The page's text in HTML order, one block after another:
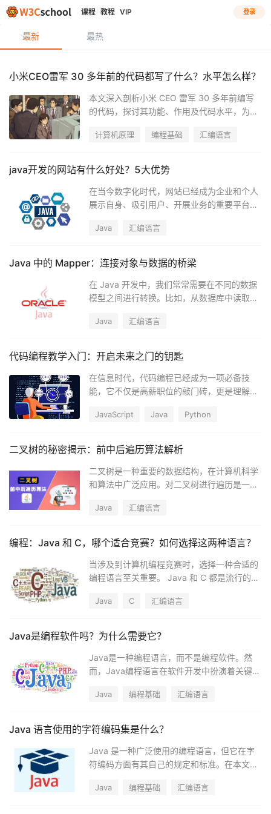
课程 教程 VIP 登录
最新 最热
小米CEO雷军 30 多年前的代码都写了什么？水平怎么样？
本文深入剖析小米 CEO 雷军 30 多年前编写
的代码，探讨其功能、作用及代码水平，为开
发。
计算机原理 编程基础 汇编语言
java开发的网站有什么好处？5大优势
在当今数字化时代，网站已经成为企业和个人
展示自身、吸引用户、开展业务的重要平台。
站能否成功的关键因素之一。在众多编程语言
的生态系统，成为许多开发者和企业的首选。
本文将深入探讨选择Java开发网站的五大优
势。
Java 汇编语言
Java 中的 Mapper：连接对象与数据的桥梁
在 Java 开发中，我们常常需要在不同的数据
模型之间进行转换。比如，从数据库中读取数
换为合适的格式存储到数据库。为了简化这个
Java 汇编语言
代码编程教学入门：开启未来之门的钥匙
在信息时代，代码编程已经成为一项必备技
能，它不仅是高薪职位的敲门砖，更是理解未
职场的求职者，学习编程都能为你打开通往无
JavaScript Java Python
二叉树的秘密揭示：前中后遍历算法解析
二叉树是一种重要的数据结构，在计算机科学
和算法中广泛应用。对二叉树进行遍历是一种
序遍历。本文将详细讲解这三种遍历算法的原
Java 汇编语言
编程：Java 和 C，哪个适合竞赛？如何选择这两种语言？
当涉及到计算机编程竞赛时，选择一种合适的
编程语言至关重要。 Java 和 C 都是流行的编
中，我们将分析 Java 和 C，探讨哪种语言更
实际建议。
Java C 汇编语言
Java是编程软件吗？为什么需要它？
Java是一种编程语言，而不是编程软件。然
而，Java编程语言在软件开发中扮演着关键的
广泛使用。本文将探讨Java是如何用于软件开
Java 编程基础 汇编语言
Java 语言使用的字符编码集是什么？
Java 是一种广泛使用的编程语言，但它在字
符编码方面有其自己的规定和标准。在本文
集，以及如何在 Java 中处理不同的字符编
Java 编程基础 汇编语言